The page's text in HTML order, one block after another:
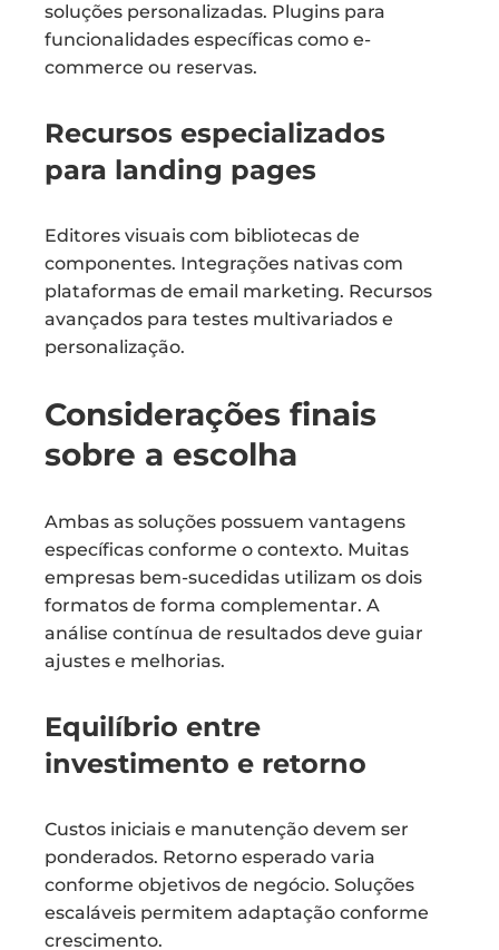
soluções personalizadas. Plugins para
funcionalidades específicas como e-
commerce ou reservas.
Recursos especializados
para landing pages
Editores visuais com bibliotecas de
componentes. Integrações nativas com
plataformas de email marketing. Recursos
avançados para testes multivariados e
personalização.
Considerações finais
sobre a escolha
Ambas as soluções possuem vantagens
específicas conforme o contexto. Muitas
empresas bem-sucedidas utilizam os dois
formatos de forma complementar. A
análise contínua de resultados deve guiar
ajustes e melhorias.
Equilíbrio entre
investimento e retorno
Custos iniciais e manutenção devem ser
ponderados. Retorno esperado varia
conforme objetivos de negócio. Soluções
escaláveis permitem adaptação conforme
crescimento.